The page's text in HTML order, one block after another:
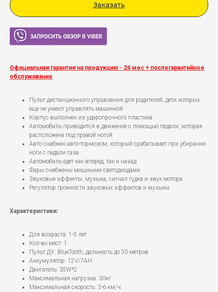
Заказать
Viber
Официальная гарантия на продукцию - 24 мес + послегарантийное
обслуживание
Пульт дистанционного управления для родителей, дети которых
еще не умеют управлять машинкой
Корпус выполнен из ударопрочного пластика
Автомобиль приводится в движение с помощью педали, которая
расположена под правой ногой
Авто снабжен авто-тормозом, который срабатывает при убирании
ноги с педали газа
Автомобиль едет как вперед, так и назад
Фары снабжены мощными светодиодами
Звуковые эффекты: музыка, сигнал гудка и звук мотора
Регулятор громкости звуковых эффектов и музыки
Характеристики:
Для возраста: 1-5 лет
Кол-во мест: 1
Пульт ДУ: BlueTooth, дальность до 50 метров
Аккумулятор: 12V/7АН
Двигатель: 35W*2
Максимальная нагрузка: 30кг
Максимальная скорость: 3-6 км/ч